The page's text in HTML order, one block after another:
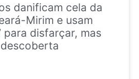
danificam cela da
Mirim e usam
para disfarçar, mas